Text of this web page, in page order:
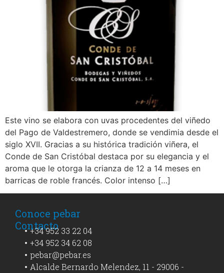
Este vino se elabora con uvas procedentes del viñedo
del Pago de Valdestremero, donde se vendimia desde el
siglo XVII. Gracias a su histórica tradición viñera, el
Conde de San Cristóbal destaca por su elegancia y el
aroma que le otorga la crianza de 12 a 14 meses en
barricas de roble francés. Color intenso […]
Conoce pebar
Contacto
+34 952 33 22 04
+34 952 34 62 08
pebar@pebar.es
Alcalde Bernardo Melendez, 11 - 29006 -